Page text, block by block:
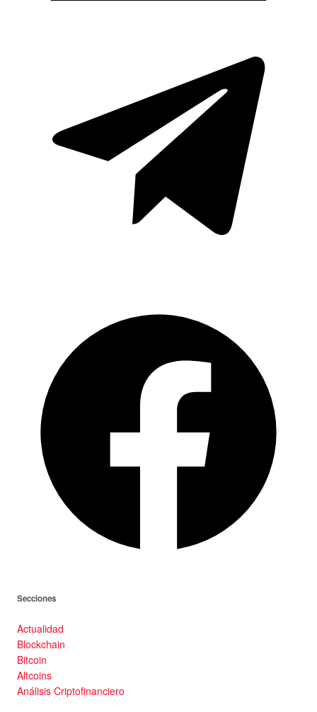
Secciones
Actualidad
Blockchain
Bitcoin
Altcoins
Análisis Criptofinanciero